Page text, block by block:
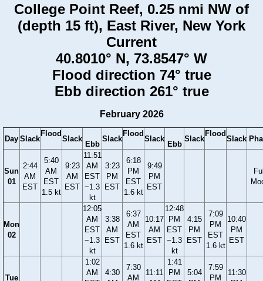
College Point Reef, 0.25 nmi NW of
(depth 15 ft), East River, New York
Current
40.8010° N, 73.8547° W
Flood direction 74° true
Ebb direction 261° true
February 2026
Day Slack
Flood
Slack
Ebb
Slack
Flood
Slack
Ebb
Slack
Flood
Slack
Sun
01
2:44
AM
EST
5:40
AM
EST
1.5 kt
9:23
AM
EST
11:51
AM
EST
−1.3
kt
3:23
PM
EST
6:18
PM
EST
1.6 kt
9:49
PM
EST
Mon
02
12:05
AM
EST
−1.3
kt
3:38
AM
EST
6:37
AM
EST
1.6 kt
10:17
AM
EST
12:48
PM
EST
−1.3
kt
4:15
PM
EST
7:09
PM
EST
1.6 kt
10:40
PM
EST
Tue
1:02
AM
4:30
7:30
AM
11:11
1:41
PM
5:04
7:59
PM
11:30